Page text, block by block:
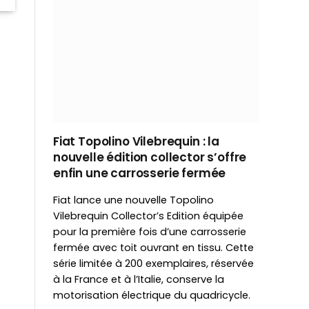
Fiat Topolino Vilebrequin : la
nouvelle édition collector s’offre
enfin une carrosserie fermée
Fiat lance une nouvelle Topolino
Vilebrequin Collector’s Edition équipée
pour la première fois d’une carrosserie
fermée avec toit ouvrant en tissu. Cette
série limitée à 200 exemplaires, réservée
à la France et à l’Italie, conserve la
motorisation électrique du quadricycle.